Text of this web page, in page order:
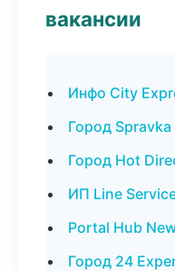
вакансии
Инфо City
Город
Город Hot
ИП Line
Portal Hub
Город 24